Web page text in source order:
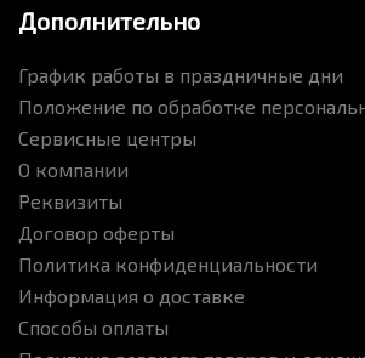
Дополнительно
График работы в праздничные дни
Положение по обработке
Сервисные центры
О компании
Реквизиты
Договор оферты
Политика конфиденциальности
Информация о доставке
Способы оплаты